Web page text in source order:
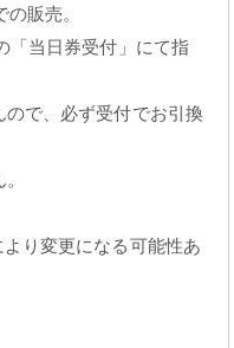
販売。
当日券受付」にて指
で、必ず受付でお引換
り変更になる可能性あ